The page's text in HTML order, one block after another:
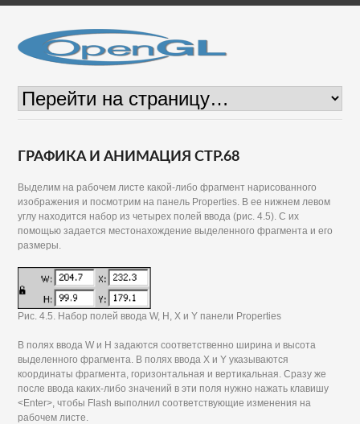
ГРАФИКА И АНИМАЦИЯ СТР.68
Выделим на рабочем листе какой-либо фрагмент нарисованного
изображения и посмотрим на панель Properties. В ее нижнем левом
углу находится набор из четырех полей ввода (рис. 4.5). С их
помощью задается местонахождение выделенного фрагмента и его
размеры.
Рис. 4.5. Набор полей ввода W, Н, X и Y панели Properties
В полях ввода W и Н задаются соответственно ширина и высота
выделенного фрагмента. В полях ввода X и Y указываются
координаты фрагмента, горизонтальная и вертикальная. Сразу же
после ввода каких-либо значений в эти поля нужно нажать клавишу
<Enter>, чтобы Flash выполнил соответствующие изменения на
рабочем листе.